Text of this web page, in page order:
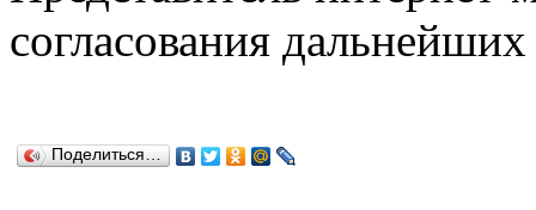
согласования
Поделиться…